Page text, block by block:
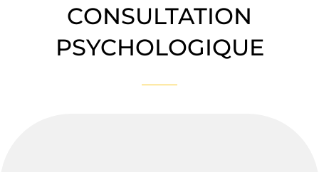
CONSULTATION
PSYCHOLOGIQUE